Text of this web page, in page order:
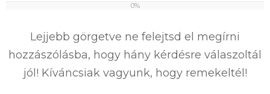
0%
Lejjebb görgetve ne felejtsd el megírni
hozzászólásba, hogy hány kérdésre válaszoltál
jól! Kíváncsiak vagyunk, hogy remekeltél!